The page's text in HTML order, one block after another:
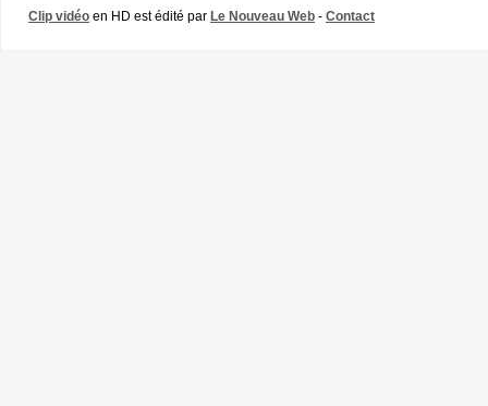
Clip vidéo en HD est édité par Le Nouveau Web - Contact